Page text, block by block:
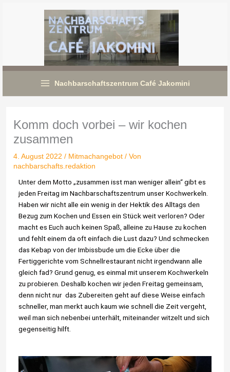
Nachbarschaftszentrum Café Jakomini
Komm doch vorbei – wir kochen
zusammen
4. August 2022/ Mitmachangebot / Von
nachbarschafts.redaktion
Unter dem Motto „zusammen isst man weniger allein“ gibt es
jeden Freitag im Nachbarschaftszentrum unser Kochwerkeln.
Haben wir nicht alle ein wenig in der Hektik des Alltags den
Bezug zum Kochen und Essen ein Stück weit verloren? Oder
macht es Euch auch keinen Spaß, alleine zu Hause zu kochen
und fehlt einem da oft einfach die Lust dazu? Und schmecken
das Kebap von der Imbissbude um die Ecke über die
Fertiggerichte vom Schnellrestaurant nicht irgendwann alle
gleich fad? Grund genug, es einmal mit unserem Kochwerkeln
zu probieren. Deshalb kochen wir jeden Freitag gemeinsam,
denn nicht nur das Zubereiten geht auf diese Weise einfach
schneller, man merkt auch kaum wie schnell die Zeit vergeht,
weil man sich nebenbei unterhält, miteinander witzelt und sich
gegenseitig hilft.